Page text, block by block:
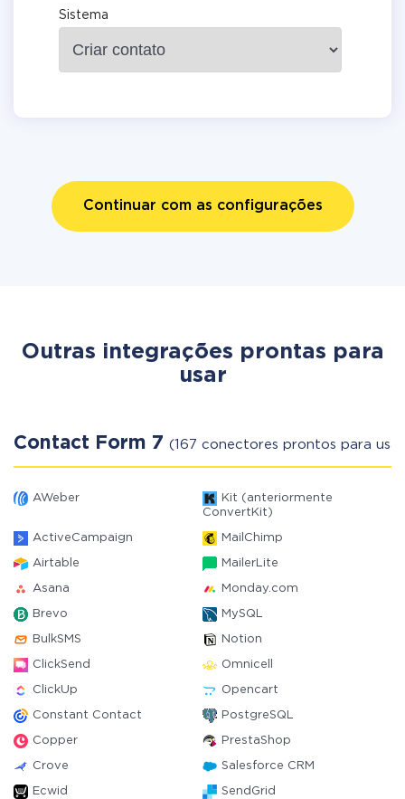
Sistema
Continuar com as configurações
Outras integrações prontas para
usar
Contact Form 7 (167 conectores prontos para
AWeber
Kit (anteriormente
ConvertKit)
ActiveCampaign MailChimp
Airtable MailerLite
Asana Monday.com
Brevo MySQL
BulkSMS Notion
ClickSend Omnicell
ClickUp Opencart
Constant Contact PostgreSQL
Copper PrestaShop
Crove Salesforce CRM
Ecwid SendGrid